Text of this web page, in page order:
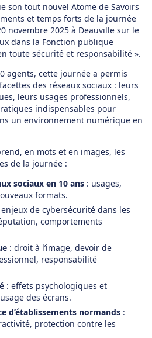
son tout nouvel Atome de Savoirs
et temps forts de la journée
novembre 2025 à Deauville sur le
dans la Fonction publique
toute sécurité et responsabilité ».
agents, cette journée a permis
des réseaux sociaux : leurs
leurs usages professionnels,
indispensables pour
un environnement numérique en
en mots et en images, les
de la journée :
sociaux en 10 ans : usages,
formats.
enjeux de cybersécurité dans les
comportements
: droit à l’image, devoir de
responsabilité
: effets psychologiques et
des écrans.
d’établissements normands :
protection contre les